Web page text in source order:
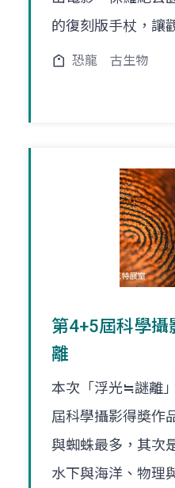
的復刻版手杖，讓
恐龍 古生物
第4+5屆科學
離
本次「浮光≒謎離
屆科學攝影得奬作
與蜘蛛最多，其次
水下與海洋、物理